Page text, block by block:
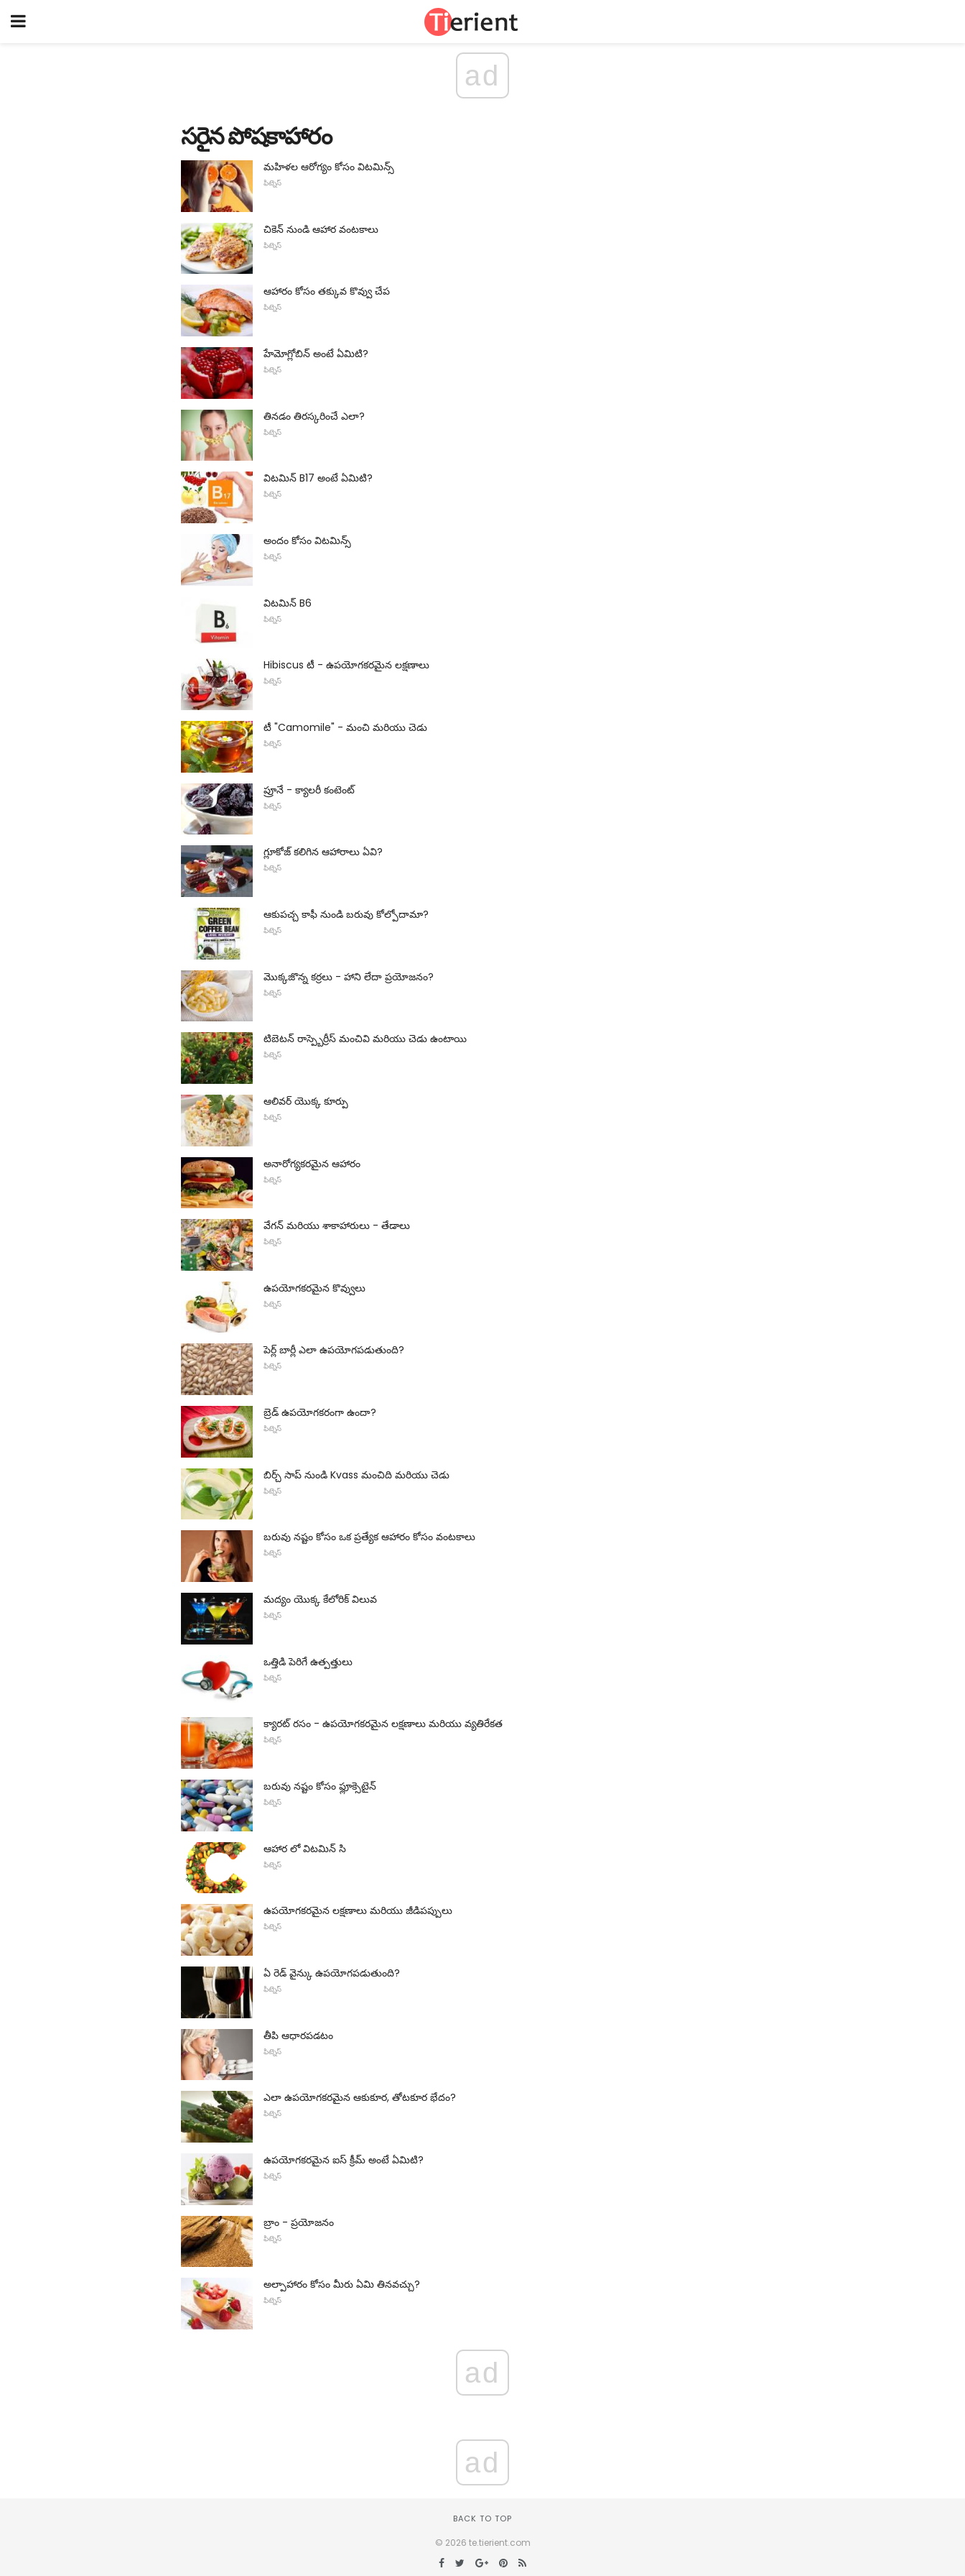
ad
సరైన పోషకాహారం
మహిళల ఆరోగ్యం కోసం విటమిన్స్
ఫిట్నెస్
చికెన్ నుండి ఆహార వంటకాలు
ఫిట్నెస్
ఆహారం కోసం తక్కువ కొవ్వు చేప
ఫిట్నెస్
హేమోగ్లోబిన్ అంటే ఏమిటి?
ఫిట్నెస్
తినడం తిరస్కరించే ఎలా?
ఫిట్నెస్
విటమిన్ B17 అంటే ఏమిటి?
ఫిట్నెస్
అందం కోసం విటమిన్స్
ఫిట్నెస్
విటమిన్ B6
ఫిట్నెస్
Hibiscus టీ - ఉపయోగకరమైన లక్షణాలు
ఫిట్నెస్
టీ "Camomile" - మంచి మరియు చెడు
ఫిట్నెస్
ప్రూనే - క్యాలరీ కంటెంట్
ఫిట్నెస్
గ్లూకోజ్ కలిగిన ఆహారాలు ఏవి?
ఫిట్నెస్
ఆకుపచ్చ కాఫీ నుండి బరువు కోల్పోదామా?
ఫిట్నెస్
మొక్కజొన్న కర్రలు - హాని లేదా ప్రయోజనం?
ఫిట్నెస్
టిబెటన్ రాస్ప్బెర్రీస్ మంచివి మరియు చెడు ఉంటాయి
ఫిట్నెస్
ఆలివర్ యొక్క కూర్పు
ఫిట్నెస్
అనారోగ్యకరమైన ఆహారం
ఫిట్నెస్
వేగన్ మరియు శాకాహారులు - తేడాలు
ఫిట్నెస్
ఉపయోగకరమైన కొవ్వులు
ఫిట్నెస్
పెర్ల్ బార్లీ ఎలా ఉపయోగపడుతుంది?
ఫిట్నెస్
బ్రెడ్ ఉపయోగకరంగా ఉందా?
ఫిట్నెస్
బిర్చ్ సాప్ నుండి Kvass మంచిది మరియు చెడు
ఫిట్నెస్
బరువు నష్టం కోసం ఒక ప్రత్యేక ఆహారం కోసం వంటకాలు
ఫిట్నెస్
మద్యం యొక్క కేలోరిక్ విలువ
ఫిట్నెస్
ఒత్తిడి పెరిగే ఉత్పత్తులు
ఫిట్నెస్
క్యారట్ రసం - ఉపయోగకరమైన లక్షణాలు మరియు వ్యతిరేకత
ఫిట్నెస్
బరువు నష్టం కోసం ఫ్లూక్సెటైన్
ఫిట్నెస్
ఆహార లో విటమిన్ సి
ఫిట్నెస్
ఉపయోగకరమైన లక్షణాలు మరియు జీడిపప్పులు
ఫిట్నెస్
ఏ రెడ్ వైన్కు ఉపయోగపడుతుంది?
ఫిట్నెస్
తీపి ఆధారపడటం
ఫిట్నెస్
ఎలా ఉపయోగకరమైన ఆకుకూర, తోటకూర భేదం?
ఫిట్నెస్
ఉపయోగకరమైన ఐస్ క్రీమ్ అంటే ఏమిటి?
ఫిట్నెస్
బ్రాం - ప్రయోజనం
ఫిట్నెస్
అల్పాహారం కోసం మీరు ఏమి తినవచ్చు?
ఫిట్నెస్
ad
ad
BACK TO TOP
© 2026 te.tierient.com